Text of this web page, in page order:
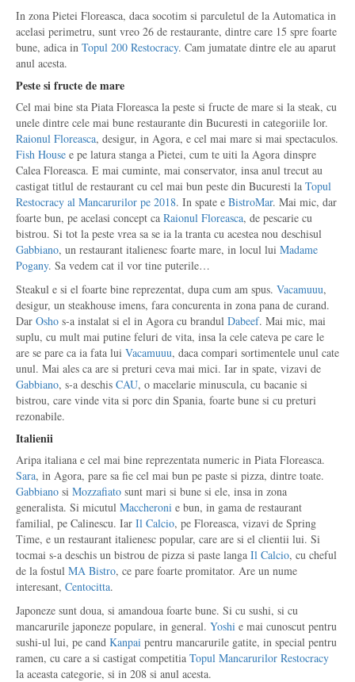
In zona Pietei Floreasca, daca socotim si parculetul de la Automatica in
acelasi perimetru, sunt vreo 26 de restaurante, dintre care 15 spre foarte
bune, adica in Topul 200 Restocracy. Cam jumatate dintre ele au aparut
anul acesta.
Peste si fructe de mare
Cel mai bine sta Piata Floreasca la peste si fructe de mare si la steak, cu
unele dintre cele mai bune restaurante din Bucuresti in categoriile lor.
Raionul Floreasca, desigur, in Agora, e cel mai mare si mai spectaculos.
Fish House e pe latura stanga a Pietei, cum te uiti la Agora dinspre
Calea Floreasca. E mai cuminte, mai conservator, insa anul trecut au
castigat titlul de restaurant cu cel mai bun peste din Bucuresti la Topul
Restocracy al Mancarurilor pe 2018. In spate e BistroMar. Mai mic, dar
foarte bun, pe acelasi concept ca Raionul Floreasca, de pescarie cu
bistrou. Si tot la peste vrea sa se ia la tranta cu acestea nou deschisul
Gabbiano, un restaurant italienesc foarte mare, in locul lui Madame
Pogany. Sa vedem cat il vor tine puterile…
Steakul e si el foarte bine reprezentat, dupa cum am spus. Vacamuuu,
desigur, un steakhouse imens, fara concurenta in zona pana de curand.
Dar Osho s-a instalat si el in Agora cu brandul Dabeef. Mai mic, mai
suplu, cu mult mai putine feluri de vita, insa la cele cateva pe care le
are se pare ca ia fata lui Vacamuuu, daca compari sortimentele unul cate
unul. Mai ales ca are si preturi ceva mai mici. Iar in spate, vizavi de
Gabbiano, s-a deschis CAU, o macelarie minuscula, cu bacanie si
bistrou, care vinde vita si porc din Spania, foarte bune si cu preturi
rezonabile.
Italienii
Aripa italiana e cel mai bine reprezentata numeric in Piata Floreasca.
Sara, in Agora, pare sa fie cel mai bun pe paste si pizza, dintre toate.
Gabbiano si Mozzafiato sunt mari si bune si ele, insa in zona
generalista. Si micutul Maccheroni e bun, in gama de restaurant
familial, pe Calinescu. Iar Il Calcio, pe Floreasca, vizavi de Spring
Time, e un restaurant italienesc popular, care are si el clientii lui. Si
tocmai s-a deschis un bistrou de pizza si paste langa Il Calcio, cu cheful
de la fostul MA Bistro, ce pare foarte promitator. Are un nume
interesant, Centocitta.
Japoneze sunt doua, si amandoua foarte bune. Si cu sushi, si cu
mancarurile japoneze populare, in general. Yoshi e mai cunoscut pentru
sushi-ul lui, pe cand Kanpai pentru mancarurile gatite, in special pentru
ramen, cu care a si castigat competitia Topul Mancarurilor Restocracy
la aceasta categorie, si in 208 si anul acesta.